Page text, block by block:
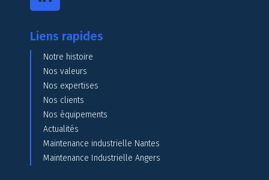
Liens rapides
Notre histoire
Nos valeurs
Nos expertises
Nos clients
Nos équipements
Actualités
Maintenance industrielle Nantes
Maintenance Industrielle Angers